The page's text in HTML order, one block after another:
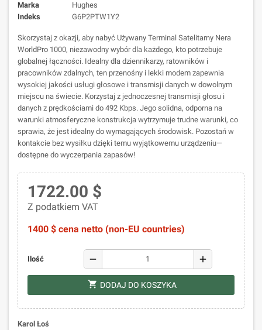
Marka
Hughes
Indeks
G6P2PTW1Y2
Skorzystaj z okazji, aby nabyć Używany Terminal Satelitarny Nera
WorldPro 1000, niezawodny wybór dla każdego, kto potrzebuje
globalnej łączności. Idealny dla dziennikarzy, ratowników i
pracowników zdalnych, ten przenośny i lekki modem zapewnia
wysokiej jakości usługi głosowe i transmisji danych w dowolnym
miejscu na świecie. Korzystaj z jednoczesnej transmisji głosu i
danych z prędkościami do 492 Kbps. Jego solidna, odporna na
warunki atmosferyczne konstrukcja wytrzymuje trudne warunki, co
sprawia, że jest idealny do wymagających środowisk. Pozostań w
kontakcie bez wysiłku dzięki temu wyjątkowemu urządzeniu—
dostępne do wyczerpania zapasów!
1722.00 $
Z podatkiem VAT
1400 $ cena netto (non-EU countries)
Ilość remove add
shopping_cart DODAJ DO KOSZYKA
Karol Łoś